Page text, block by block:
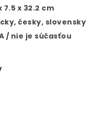
7.5 x 32.2 cm
česky, slovensky
/ nie je súčasťou